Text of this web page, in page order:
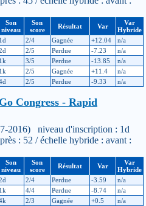
Son
niveau
Son
score
Résultat Var
Var
Hybride
1d 2/4 Gagnée +12.04
n/a
2/5 Perdue -7.23
n/a
1k 3/5 Perdue -13.85
n/a
1k 2/5 Gagnée +11.4
n/a
2/5 Perdue -9.33 n/a
Congress - Rapid
2016) niveau d'inscription : 1d
: 52 / échelle hybride : avant :
Son
niveau
Son
score
Résultat Var
Var
Hybride
2/4 Perdue -3.59
n/a
1k 4/4 Perdue -8.74
n/a
2/3 Gagnée +0.5
n/a